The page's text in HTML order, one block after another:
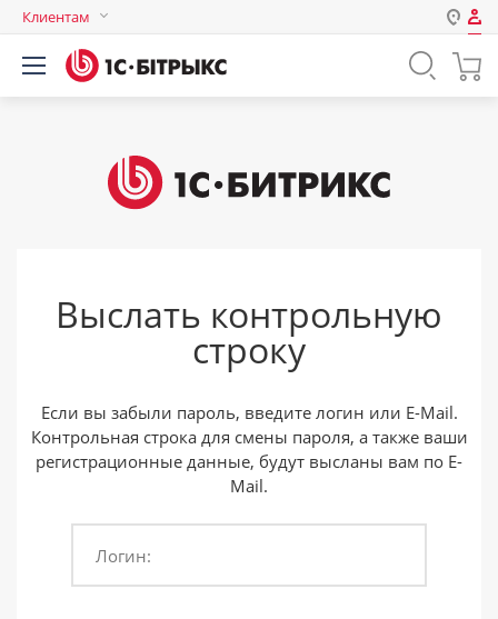
Клиентам
Авторизация
Логин
Запомнить меня на этом
компьютере
Забыли свой пароль?
или войдите с помощью
Выслать контрольную
строку
Если вы забыли пароль, введите логин или E-Mail.
Контрольная строка для смены пароля, а также ваши
регистрационные данные, будут высланы вам по E-
Mail.
Логин: